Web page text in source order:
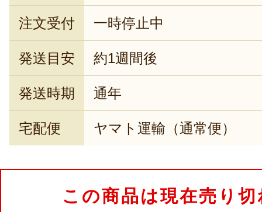
注文受付 一時停止中
発送目安 約1週間後
発送時期 通年
宅配便 ヤマト運輸（通常便）
この商品は現在売り